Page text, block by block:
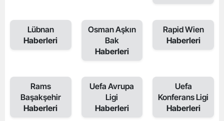
Lübnan
Haberleri
Osman Aşkın
Bak
Haberleri
Rapid Wien
Haberleri
Rams
Başakşehir
Haberleri
Uefa Avrupa
Ligi
Haberleri
Uefa
Konferans Ligi
Haberleri